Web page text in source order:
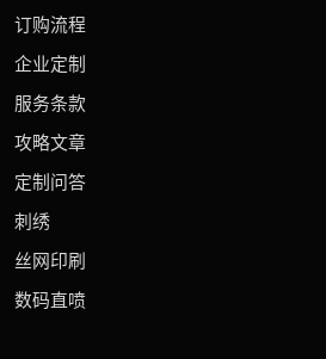
订购流程
企业定制
服务条款
攻略文章
定制问答
刺绣
丝网印刷
数码直喷